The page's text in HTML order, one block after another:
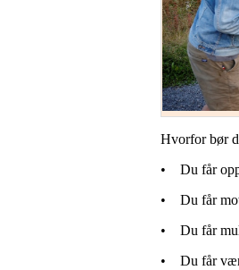
Hvorfor bør
• Du får
• Du får
• Du får
• Du får